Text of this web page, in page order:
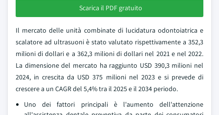
Scarica il PDF gratuito
Il mercato delle unità combinate di lucidatura odontoiatrica e
scalatore ad ultrasuoni è stato valutato rispettivamente a 352,3
milioni di dollari e a 362,3 milioni di dollari nel 2021 e nel 2022.
La dimensione del mercato ha raggiunto USD 390,3 milioni nel
2024, in crescita da USD 375 milioni nel 2023 e si prevede di
crescere a un CAGR del 5,4% tra il 2025 e il 2034 periodo.
Uno dei fattori principali è l'aumento dell'attenzione